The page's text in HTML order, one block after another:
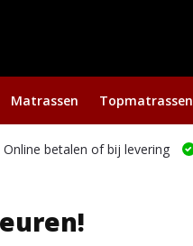
Matrassen Topmatrassen
Online betalen of bij levering